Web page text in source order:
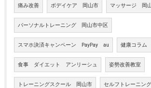
痛み改善 ボデイケア 岡山市 マッサージ 岡
パーソナルトレーニング 岡山市中区
スマホ決済キャンペーン PayPay au 健康コラム
食事 ダイエット アンリーシュ 姿勢改善教室
トレーニングスクール 岡山市 セルフトレーニン